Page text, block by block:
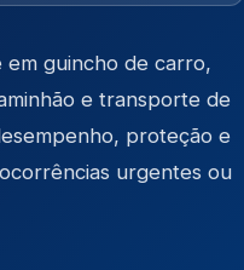
em guincho de carro,
e transporte de
proteção e
urgentes ou